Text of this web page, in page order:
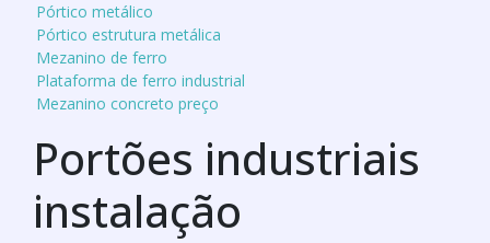
Pórtico metálico
Pórtico estrutura metálica
Mezanino de ferro
Plataforma de ferro industrial
Mezanino concreto preço
Portões industriais
instalação